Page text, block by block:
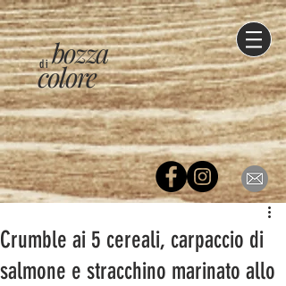
di
colore
bozza
Crumble ai 5 cereali, carpaccio di
salmone e stracchino marinato allo